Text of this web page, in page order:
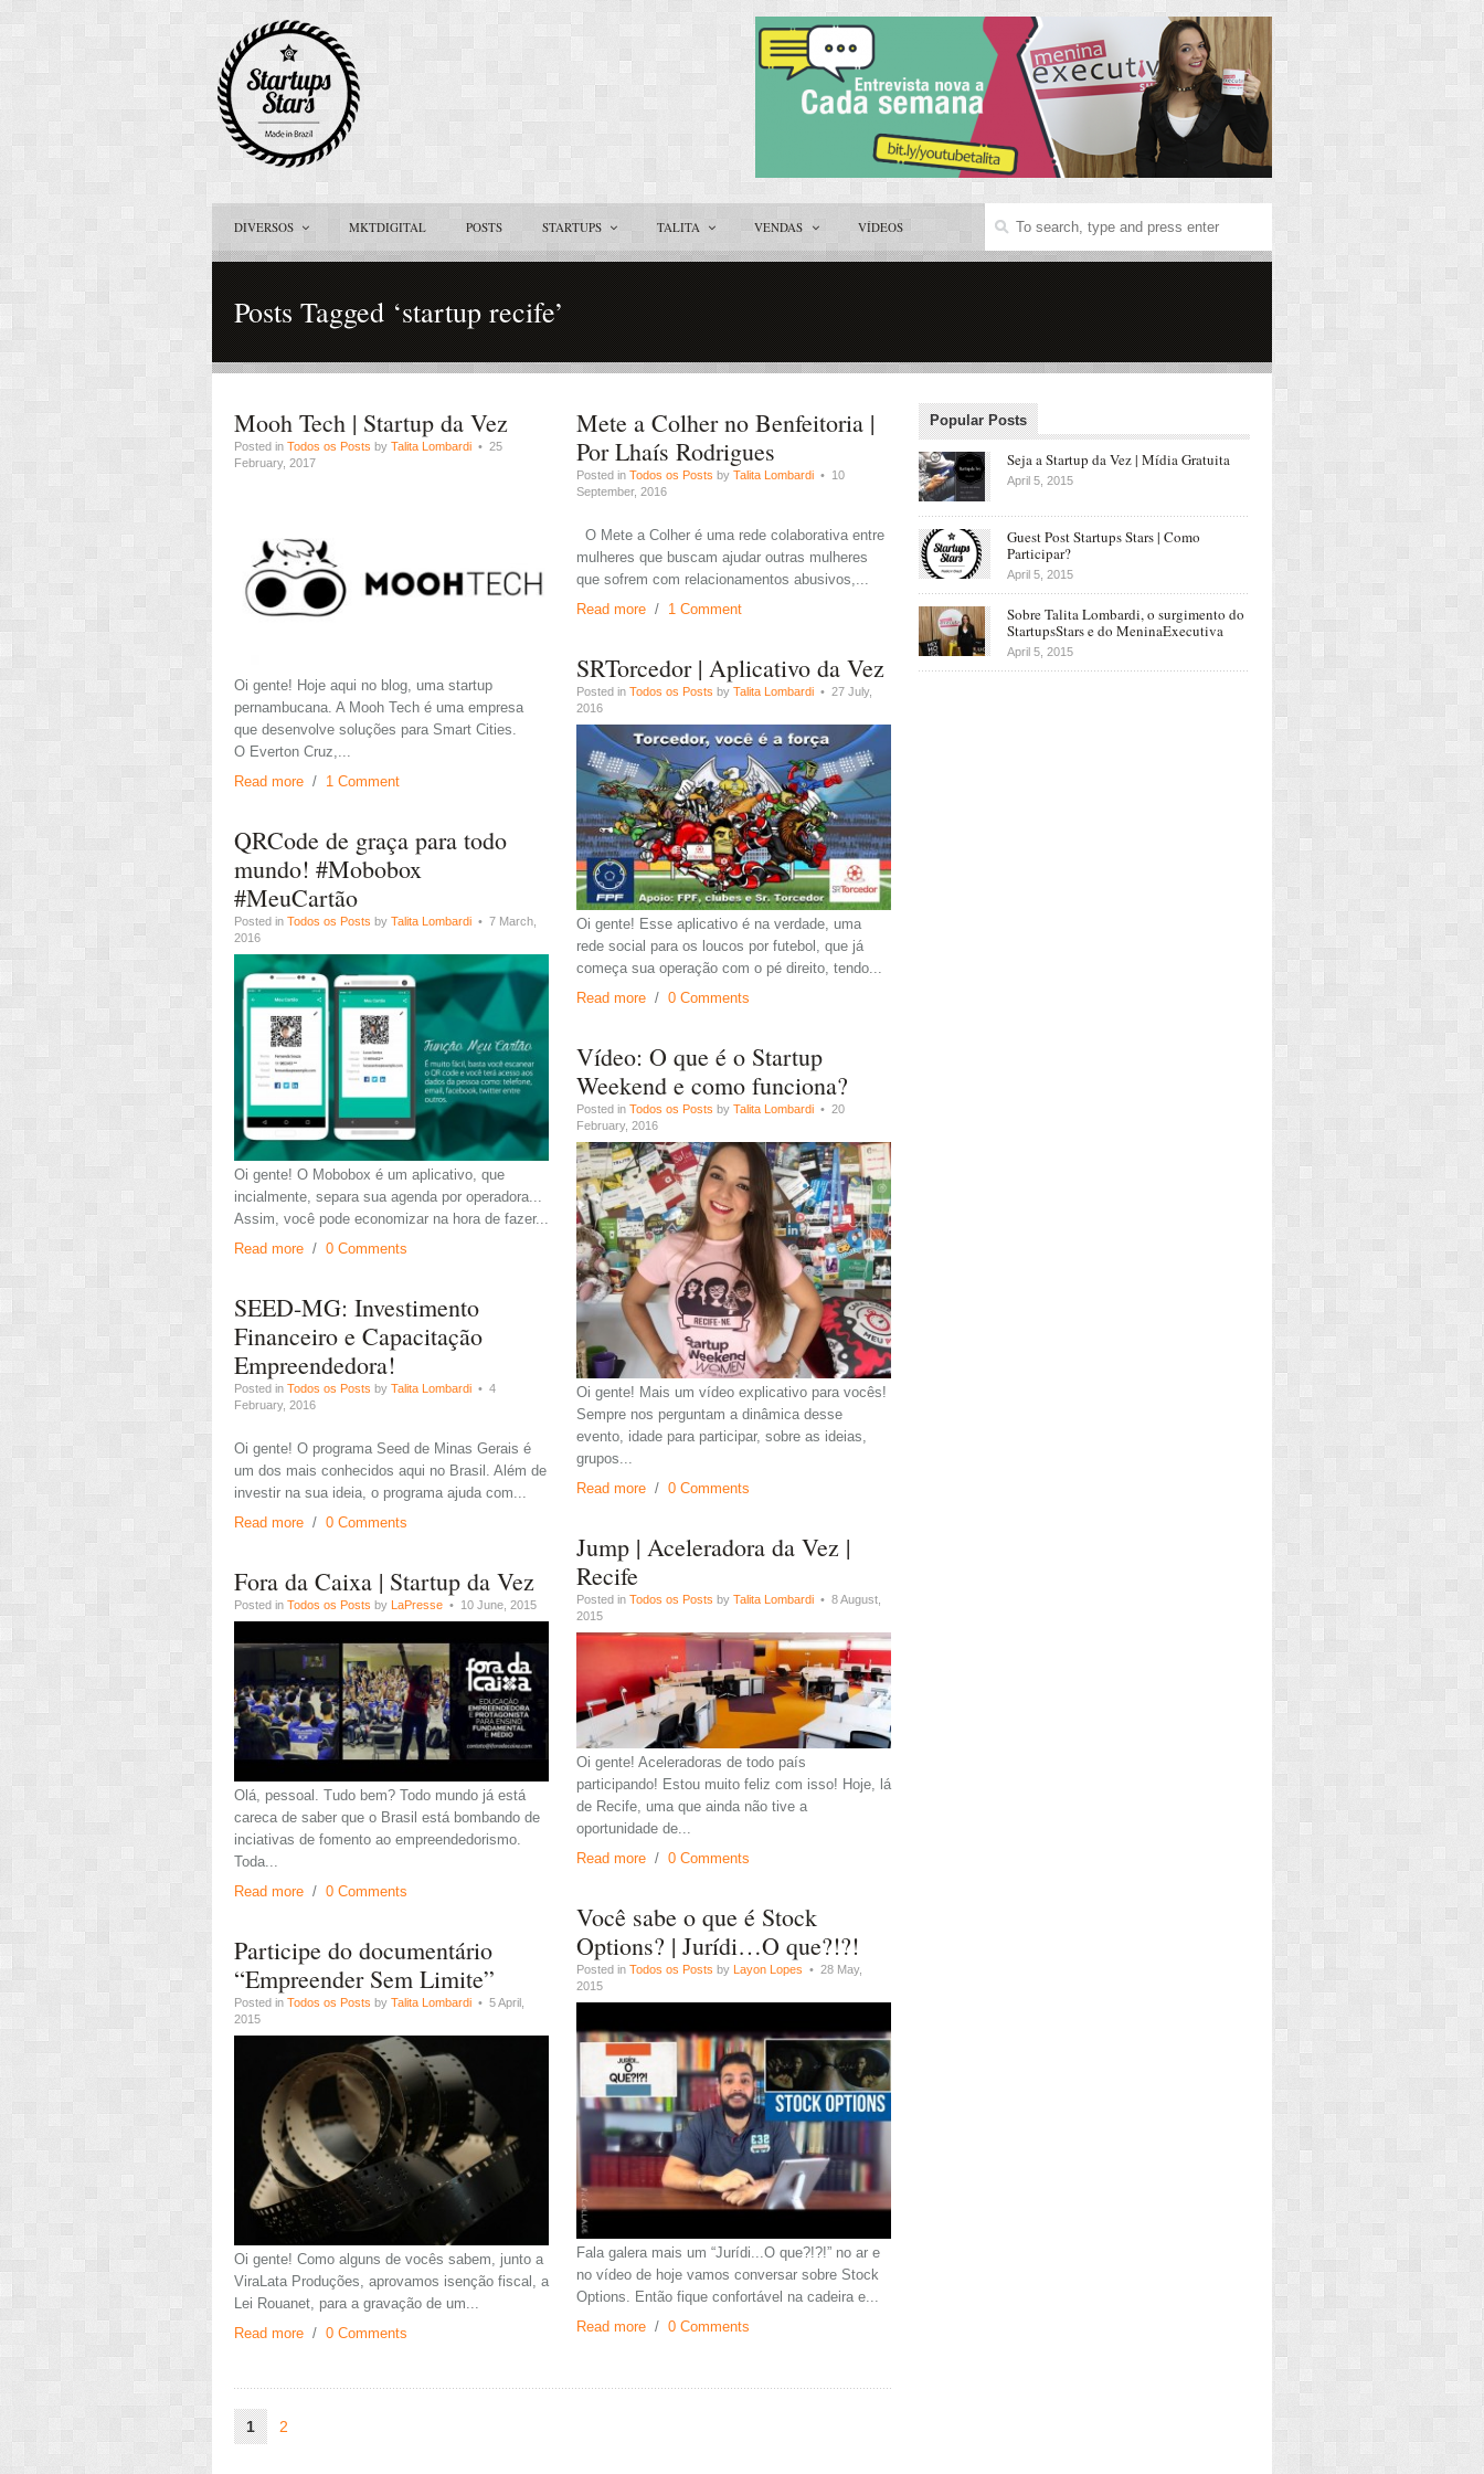
DIVERSOS MKTDIGITAL POSTS STARTUPS TALITA VENDAS VÍDEOS
Posts Tagged ‘startup recife’
Mooh Tech | Startup da Vez
Posted in Todos os Posts by Talita Lombardi • 25
February, 2017
Oi gente! Hoje aqui no blog, uma startup
pernambucana. A Mooh Tech é uma empresa
que desenvolve soluções para Smart Cities.
O Everton Cruz,...
Read more / 1 Comment
Mete a Colher no Benfeitoria |
Por Lhaís Rodrigues
Posted in Todos os Posts by Talita Lombardi • 10
September, 2016
O Mete a Colher é uma rede colaborativa entre
mulheres que buscam ajudar outras mulheres
que sofrem com relacionamentos abusivos,...
Read more / 1 Comment
SRTorcedor | Aplicativo da Vez
Posted in Todos os Posts by Talita Lombardi • 27 July,
2016
Oi gente! Esse aplicativo é na verdade, uma
rede social para os loucos por futebol, que já
começa sua operação com o pé direito, tendo...
Read more / 0 Comments
QRCode de graça para todo
mundo! #Mobobox
#MeuCartão
Posted in Todos os Posts by Talita Lombardi • 7 March,
2016
Oi gente! O Mobobox é um aplicativo, que
incialmente, separa sua agenda por operadora...
Assim, você pode economizar na hora de fazer...
Read more / 0 Comments
Vídeo: O que é o Startup
Weekend e como funciona?
Posted in Todos os Posts by Talita Lombardi • 20
February, 2016
Oi gente! Mais um vídeo explicativo para vocês!
Sempre nos perguntam a dinâmica desse
evento, idade para participar, sobre as ideias,
grupos...
Read more / 0 Comments
SEED-MG: Investimento
Financeiro e Capacitação
Empreendedora!
Posted in Todos os Posts by Talita Lombardi • 4
February, 2016
Oi gente! O programa Seed de Minas Gerais é
um dos mais conhecidos aqui no Brasil. Além de
investir na sua ideia, o programa ajuda com...
Read more / 0 Comments
Jump | Aceleradora da Vez |
Recife
Posted in Todos os Posts by Talita Lombardi • 8 August,
2015
Oi gente! Aceleradoras de todo país
participando! Estou muito feliz com isso! Hoje, lá
de Recife, uma que ainda não tive a
oportunidade de...
Read more / 0 Comments
Fora da Caixa | Startup da Vez
Posted in Todos os Posts by LaPresse • 10 June, 2015
Olá, pessoal. Tudo bem? Todo mundo já está
careca de saber que o Brasil está bombando de
inciativas de fomento ao empreendedorismo.
Toda...
Read more / 0 Comments
Você sabe o que é Stock
Options? | Jurídi…O que?!?!
Posted in Todos os Posts by Layon Lopes • 28 May,
2015
Fala galera mais um “Jurídi...O que?!?!” no ar e
no vídeo de hoje vamos conversar sobre Stock
Options. Então fique confortável na cadeira e...
Read more / 0 Comments
Participe do documentário
“Empreender Sem Limite”
Posted in Todos os Posts by Talita Lombardi • 5 April,
2015
Oi gente! Como alguns de vocês sabem, junto a
ViraLata Produções, aprovamos isenção fiscal, a
Lei Rouanet, para a gravação de um...
Read more / 0 Comments
1 2
Popular Posts
Seja a Startup da Vez | Mídia Gratuita
April 5, 2015
Guest Post Startups Stars | Como
Participar?
April 5, 2015
Sobre Talita Lombardi, o surgimento do
StartupsStars e do MeninaExecutiva
April 5, 2015